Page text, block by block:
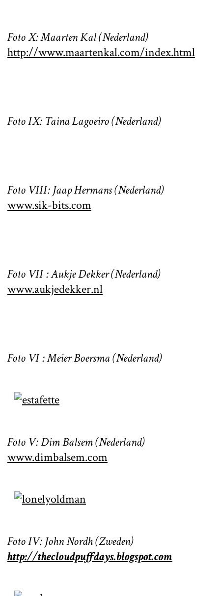
Foto X: Maarten Kal (Nederland)
http://www.maartenkal.com/index.html
Foto IX: Taina Lagoeiro (Nederland)
Foto VIII: Jaap Hermans (Nederland)
www.sik-bits.com
Foto VII : Aukje Dekker (Nederland)
www.aukjedekker.nl
Foto VI : Meier Boersma (Nederland)
Foto V: Dim Balsem (Nederland)
www.dimbalsem.com
Foto IV: John Nordh (Zweden)
http://thecloudpuffdays.blogspot.com